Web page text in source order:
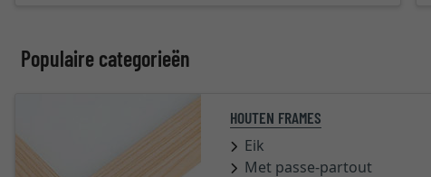
Populaire categorieën
HOUTEN FRAMES
Eik
Met passe-partout